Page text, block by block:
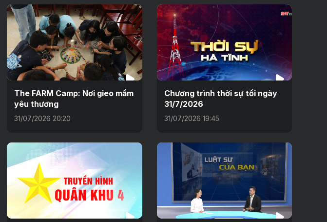
The FARM Camp: Nơi gieo mầm
yêu thương
31/07/2026 20:20
Chương trình thời sự tối ngày
31/7/2026
31/07/2026 19:45